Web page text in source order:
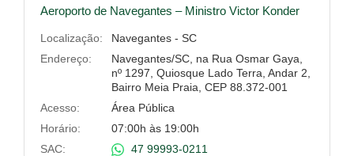
Aeroporto de Navegantes – Ministro Victor Konder
Localização:
Navegantes - SC
Endereço:
Navegantes/SC, na Rua Osmar Gaya,
nº 1297, Quiosque Lado Terra, Andar 2,
Bairro Meia Praia, CEP 88.372-001
Acesso:
Área Pública
Horário:
07:00h às 19:00h
SAC:
47 99993-0211